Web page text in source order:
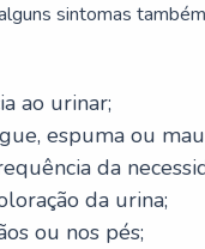
sintomas
ao urinar;
espuma ou
da
da urina;
ou nos pés;